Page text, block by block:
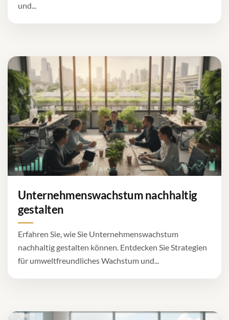
und...
Unternehmenswachstum nachhaltig
gestalten
Erfahren Sie, wie Sie Unternehmenswachstum
nachhaltig gestalten können. Entdecken Sie Strategien
für umweltfreundliches Wachstum und...